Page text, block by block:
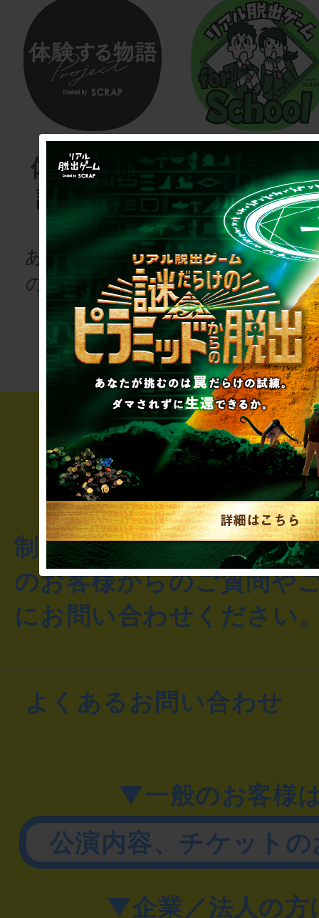
体験する物
語project
あなたも、物語
の登場人物にな
りませんか
リアル脱
ゲーム
for
次の授業は“謎
き”!?
制作のご相談・コラボレ
のお客様からのご質問や
にお問い合わせください
よくあるお問い合わせ
▼一般のお客様
公演内容、チケット
▼企業／法人の方